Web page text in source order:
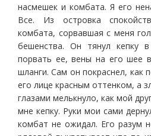
насмешек и комбата. Я его
Все. Из островка
комбата, сорвавшая с меня
бешенства. Он тянул кепку
порвать ее, вены на его шее
шланги. Сам он покраснел, как
его лице красным оттенком, а
глазами мелькнуло, как мой
мне кепку. Руки мои сами
комбат не ожидал. Его разум